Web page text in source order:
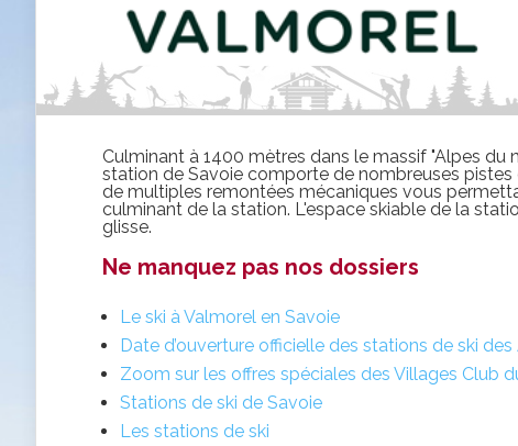
Culminant à 1400 mètres dans le massif "Alpes
station de Savoie comporte de nombreuses pistes
de multiples remontées mécaniques vous
culminant de la station. L'espace skiable de la
glisse.
Ne manquez pas nos dossiers
Le ski à Valmorel en Savoie
Date d’ouverture officielle des stations de ski
Zoom sur les offres spéciales des Villages Club
Stations de ski de Savoie
Les stations de ski